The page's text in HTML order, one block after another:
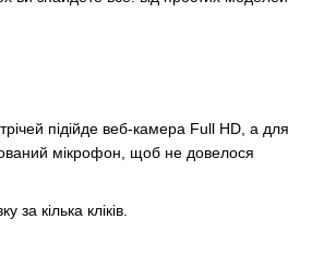
підійде веб-камера Full HD, а для
мікрофон, щоб не довелося
кілька кліків.